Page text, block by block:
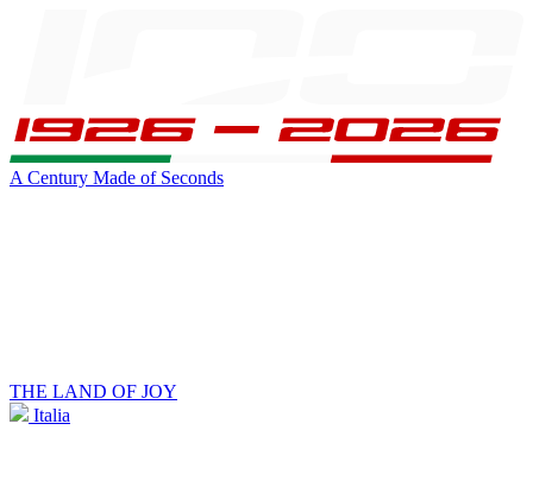
A Century Made of Seconds
THE LAND OF JOY
Italia